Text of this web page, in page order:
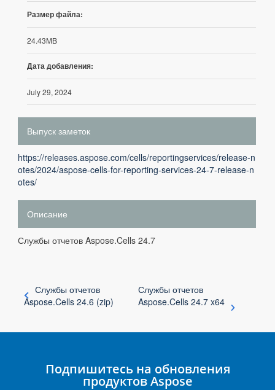
Размер файла:
24.43MB
Дата добавления:
July 29, 2024
Выпуск заметок
https://releases.aspose.com/cells/reportingservices/release-n
otes/2024/aspose-cells-for-reporting-services-24-7-release-n
otes/
Описание
Службы отчетов Aspose.Cells 24.7
Службы отчетов
Aspose.Cells 24.6 (zip)
Службы отчетов
Aspose.Cells 24.7 x64
Подпишитесь на обновления
продуктов Aspose